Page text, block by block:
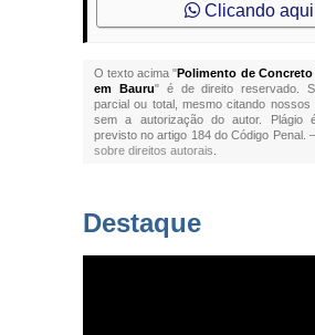
Clicando aqui
O texto acima "Polimento de
em Bauru" é de direito reservado.
parcial ou total, mesmo citando nossos
sem a autorização do autor. Plágio
previsto no artigo 184 do Código Penal. –
sobre direitos autorais
Destaque